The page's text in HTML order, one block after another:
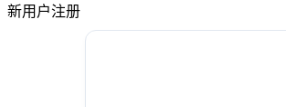
新用户注册